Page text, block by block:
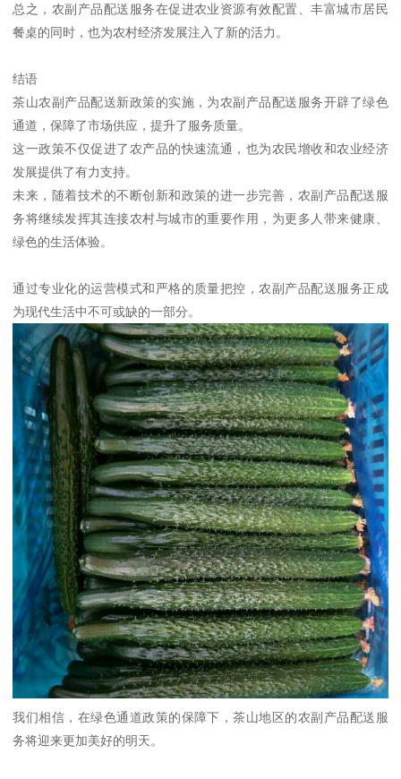
总之，农副产品配送服务在促进农业资源有效配置、丰富城市居民
餐桌的同时，也为农村经济发展注入了新的活力。
结语
茶山农副产品配送新政策的实施，为农副产品配送服务开辟了绿色
通道，保障了市场供应，提升了服务质量。
这一政策不仅促进了农产品的快速流通，也为农民增收和农业经济
发展提供了有力支持。
未来，随着技术的不断创新和政策的进一步完善，农副产品配送服
务将继续发挥其连接农村与城市的重要作用，为更多人带来健康、
绿色的生活体验。
通过专业化的运营模式和严格的质量把控，农副产品配送服务正成
为现代生活中不可或缺的一部分。
我们相信，在绿色通道政策的保障下，茶山地区的农副产品配送服
务将迎来更加美好的明天。